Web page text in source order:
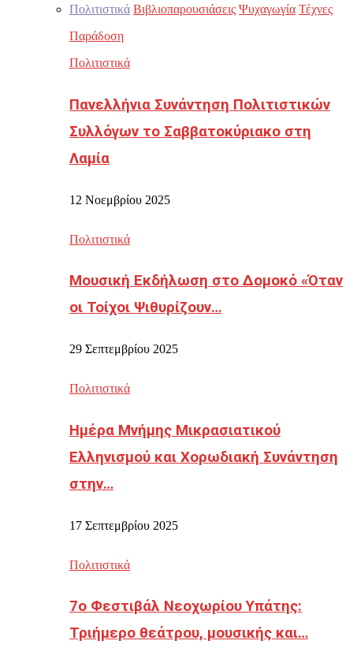
Πολιτιστικά Βιβλιοπαρουσιάσεις Ψυχαγωγία Τέχνες
Παράδοση
Πολιτιστικά
Πανελλήνια Συνάντηση Πολιτιστικών
Συλλόγων το Σαββατοκύριακο στη
Λαμία
12 Νοεμβρίου 2025
Πολιτιστικά
Μουσική Εκδήλωση στο Δομοκό «Όταν
οι Τοίχοι Ψιθυρίζουν…
29 Σεπτεμβρίου 2025
Πολιτιστικά
Ημέρα Μνήμης Μικρασιατικού
Ελληνισμού και Χορωδιακή Συνάντηση
στην…
17 Σεπτεμβρίου 2025
Πολιτιστικά
7ο Φεστιβάλ Νεοχωρίου Υπάτης:
Τριήμερο θεάτρου, μουσικής και…